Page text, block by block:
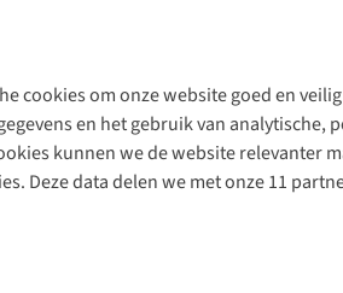
cookies om onze website goed en
en het gebruik van
kunnen we de website relevanter
Deze data delen we met onze 11